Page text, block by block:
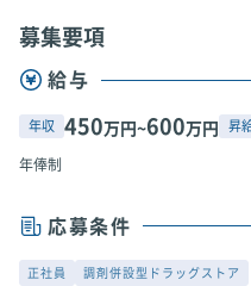
募集要項
給与
年収 450万円~600万円 昇
年俸制
応募条件
正社員 調剤併設型ドラッグストア